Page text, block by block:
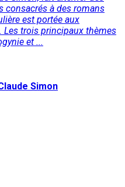
consacrés à des romans
est portée aux
Les trois principaux thèmes
et ...
Simon